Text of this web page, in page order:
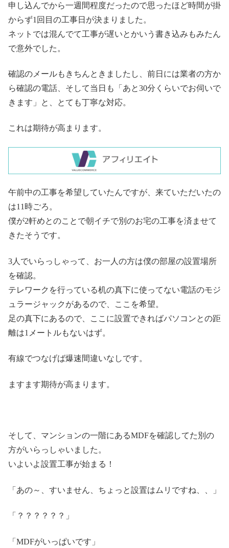
申し込んでから一週間程度だったので思ったほど時間が掛
からず1回目の工事日が決まりました。
ネットでは混んでて工事が遅いとかいう書き込みもみたん
で意外でした。
確認のメールもきちんときましたし、前日には業者の方か
ら確認の電話、そして当日も「あと30分くらいでお伺いで
きます」と、とても丁寧な対応。
これは期待が高まります。
午前中の工事を希望していたんですが、来ていただいたの
は11時ごろ。
僕が2軒めとのことで朝イチで別のお宅の工事を済ませて
きたそうです。
3人でいらっしゃって、お一人の方は僕の部屋の設置場所
を確認。
テレワークを行っている机の真下に使ってない電話のモジ
ュラージャックがあるので、ここを希望。
足の真下にあるので、ここに設置できればパソコンとの距
離は1メートルもないはず。
有線でつなげば爆速間違いなしです。
ますます期待が高まります。
そして、マンションの一階にあるMDFを確認してた別の
方がいらっしゃいました。
いよいよ設置工事が始まる！
「あの～、すいません、ちょっと設置はムリですね、、」
「？？？？？？」
「MDFがいっぱいです」